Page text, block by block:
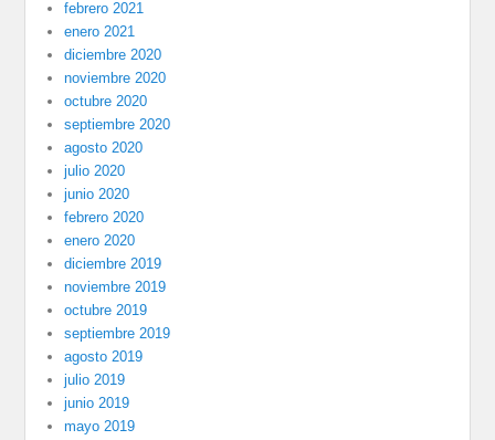
febrero 2021
enero 2021
diciembre 2020
noviembre 2020
octubre 2020
septiembre 2020
agosto 2020
julio 2020
junio 2020
febrero 2020
enero 2020
diciembre 2019
noviembre 2019
octubre 2019
septiembre 2019
agosto 2019
julio 2019
junio 2019
mayo 2019